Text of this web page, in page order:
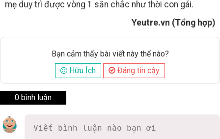
mẹ duy trì được vòng 1 săn chắc như thời con gái.
Yeutre.vn (Tổng hợp)
Bạn cảm thấy bài viết này thế nào?
Hữu Ích
Đáng tin cậy
0 bình luận